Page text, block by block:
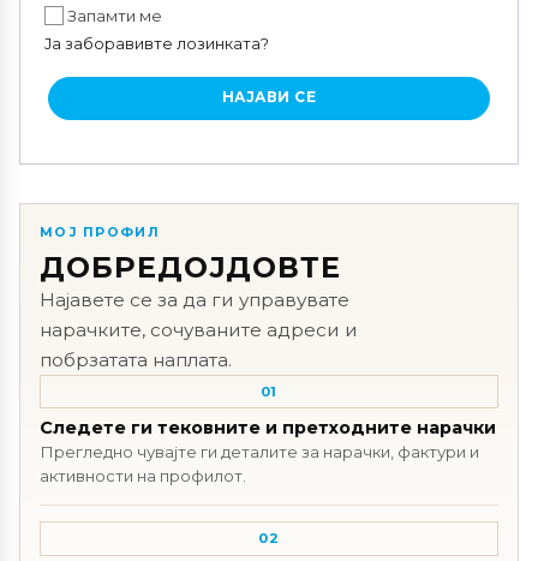
Запамти ме
Ја заборавивте лозинката?
НАЈАВИ СЕ
МОЈ ПРОФИЛ
ДОБРЕДОЈДОВТЕ
Најавете се за да ги управувате
нарачките, сочуваните адреси и
побрзатата наплата.
01
Следете ги тековните и претходните нарачки
Прегледно чувајте ги деталите за нарачки, фактури и
активности на профилот.
02